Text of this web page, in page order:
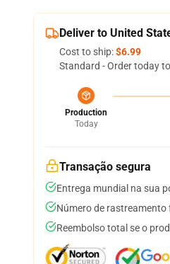
Deliver to United
Cost to ship:$6.99
Standard - Order today
Production
Today
Transação segura
Entrega mundial na sua
Número de
Reembolso total se o